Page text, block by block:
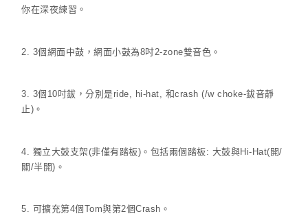
你在深夜練習。
2. 3個網面中鼓，網面小鼓為8吋2-zone雙音色。
3. 3個10吋鈸，分別是ride, hi-hat, 和crash (/w choke-鈸音靜
止)。
4. 獨立大鼓支架(非僅有踏板)。包括兩個踏板: 大鼓與Hi-Hat(開/
關/半開)。
5. 可擴充第4個Tom與第2個Crash。